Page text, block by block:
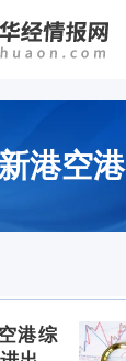
港空港
港综